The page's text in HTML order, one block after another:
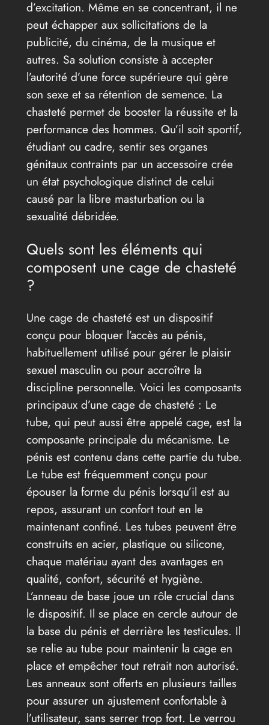
d’excitation. Même en se concentrant, il ne
peut échapper aux sollicitations de la
publicité, du cinéma, de la musique et
autres. Sa solution consiste à accepter
l’autorité d’une force supérieure qui gère
son sexe et sa rétention de semence. La
chasteté permet de booster la réussite et la
performance des hommes. Qu’il soit sportif,
étudiant ou cadre, sentir ses organes
génitaux contraints par un accessoire crée
un état psychologique distinct de celui
causé par la libre masturbation ou la
sexualité débridée.
Quels sont les éléments qui
composent une cage de chasteté
?
Une cage de chasteté est un dispositif
conçu pour bloquer l’accès au pénis,
habituellement utilisé pour gérer le plaisir
sexuel masculin ou pour accroître la
discipline personnelle. Voici les composants
principaux d’une cage de chasteté : Le
tube, qui peut aussi être appelé cage, est la
composante principale du mécanisme. Le
pénis est contenu dans cette partie du tube.
Le tube est fréquemment conçu pour
épouser la forme du pénis lorsqu’il est au
repos, assurant un confort tout en le
maintenant confiné. Les tubes peuvent être
construits en acier, plastique ou silicone,
chaque matériau ayant des avantages en
qualité, confort, sécurité et hygiène.
L’anneau de base joue un rôle crucial dans
le dispositif. Il se place en cercle autour de
la base du pénis et derrière les testicules. Il
se relie au tube pour maintenir la cage en
place et empêcher tout retrait non autorisé.
Les anneaux sont offerts en plusieurs tailles
pour assurer un ajustement confortable à
l’utilisateur, sans serrer trop fort. Le verrou